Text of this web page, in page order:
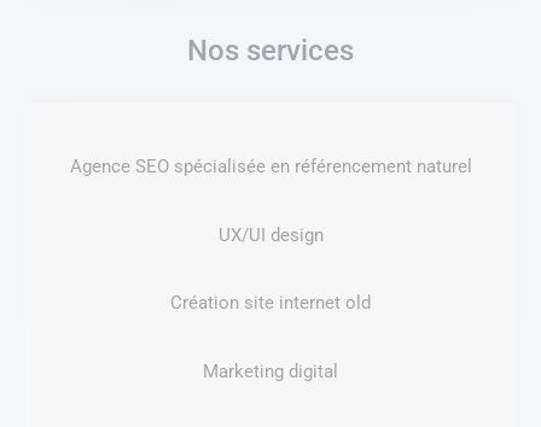
Nos services
Agence SEO spécialisée en référencement naturel
UX/UI design
Création site internet old
Marketing digital